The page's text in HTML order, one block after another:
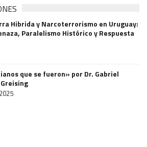
Hibrida y Narcoterrorismo en Uruguay:
Paralelismo Histórico y Respuesta
que se fueron» por Dr. Gabriel